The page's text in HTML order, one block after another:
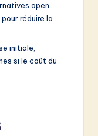
open
réduire la
initiale,
si le coût du